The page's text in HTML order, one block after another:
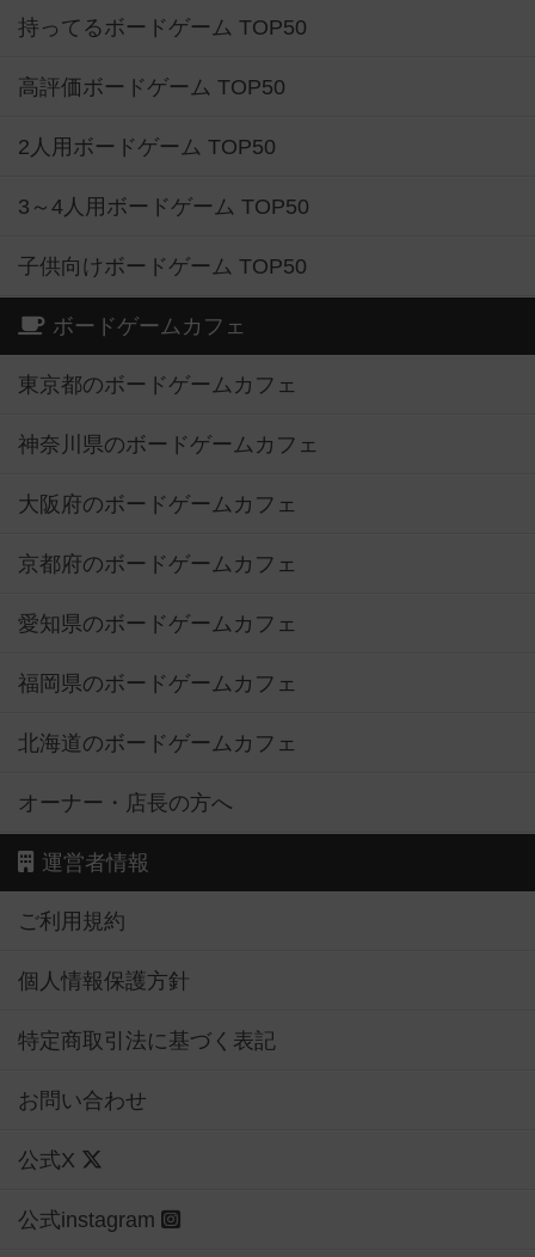
持ってるボードゲーム TOP50
高評価ボードゲーム TOP50
2人用ボードゲーム TOP50
3～4人用ボードゲーム TOP50
子供向けボードゲーム TOP50
ボードゲームカフェ
東京都のボードゲームカフェ
神奈川県のボードゲームカフェ
大阪府のボードゲームカフェ
京都府のボードゲームカフェ
愛知県のボードゲームカフェ
福岡県のボードゲームカフェ
北海道のボードゲームカフェ
オーナー・店長の方へ
運営者情報
ご利用規約
個人情報保護方針
特定商取引法に基づく表記
お問い合わせ
公式X
公式instagram